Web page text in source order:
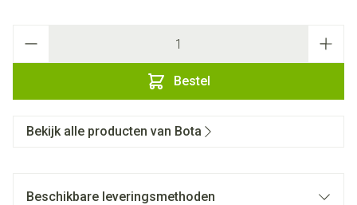
Bestel
Bekijk alle producten van Bota
Beschikbare leveringsmethoden